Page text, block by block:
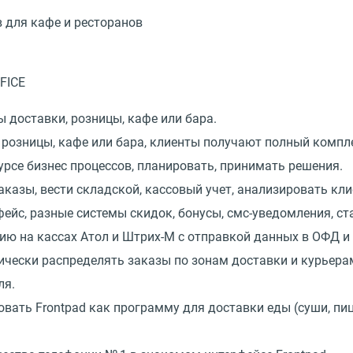
кафе и ресторанов
розницы, кафе или бара.
кафе или бара, клиенты получают полный
бизнес процессов, планировать, принимать решения.
вести складской, кассовый учет, анализировать
разные системы скидок, бонусы, смс-уведомления,
на кассах Атол и Штрих-М с отправкой данных в ОФД
распределять заказы по зонам доставки и
Frontpad как программу для доставки еды (суши,